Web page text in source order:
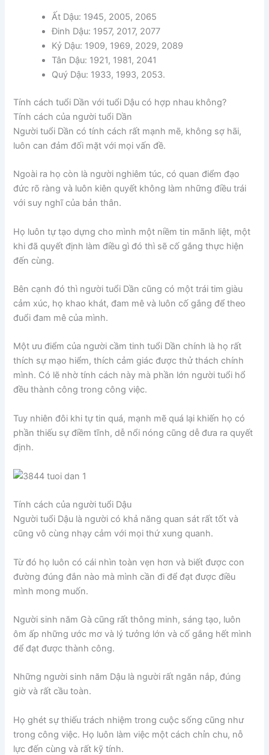
Ất Dậu: 1945, 2005, 2065
Đinh Dậu: 1957, 2017, 2077
Kỷ Dậu: 1909, 1969, 2029, 2089
Tân Dậu: 1921, 1981, 2041
Quý Dậu: 1933, 1993, 2053.
Tính cách tuổi Dần với tuổi Dậu có hợp nhau không?
Tính cách của người tuổi Dần
Người tuổi Dần có tính cách rất mạnh mẽ, không sợ hãi,
luôn can đảm đối mặt với mọi vấn đề.
Ngoài ra họ còn là người nghiêm túc, có quan điểm đạo
đức rõ ràng và luôn kiên quyết không làm những điều trái
với suy nghĩ của bản thân.
Họ luôn tự tạo dựng cho mình một niềm tin mãnh liệt, một
khi đã quyết định làm điều gì đó thì sẽ cố gắng thực hiện
đến cùng.
Bên cạnh đó thì người tuổi Dần cũng có một trái tim giàu
cảm xúc, họ khao khát, đam mê và luôn cố gắng để theo
đuổi đam mê của mình.
Một ưu điểm của người cầm tinh tuổi Dần chính là họ rất
thích sự mạo hiểm, thích cảm giác được thử thách chính
mình. Có lẽ nhờ tính cách này mà phần lớn người tuổi hổ
đều thành công trong công việc.
Tuy nhiên đôi khi tự tin quá, mạnh mẽ quá lại khiến họ có
phần thiếu sự điềm tĩnh, dễ nổi nóng cũng dễ đưa ra quyết
định.
Tính cách của người tuổi Dậu
Người tuổi Dậu là người có khả năng quan sát rất tốt và
cũng vô cùng nhạy cảm với mọi thứ xung quanh.
Từ đó họ luôn có cái nhìn toàn vẹn hơn và biết được con
đường đúng đắn nào mà mình cần đi để đạt được điều
mình mong muốn.
Người sinh năm Gà cũng rất thông minh, sáng tạo, luôn
ôm ấp những ước mơ và lý tưởng lớn và cố gắng hết mình
để đạt được thành công.
Những người sinh năm Dậu là người rất ngăn nắp, đúng
giờ và rất cầu toàn.
Họ ghét sự thiếu trách nhiệm trong cuộc sống cũng như
trong công việc. Họ luôn làm việc một cách chỉn chu, nỗ
lực đến cùng và rất kỹ tính.